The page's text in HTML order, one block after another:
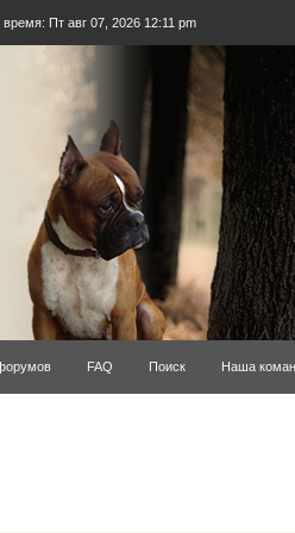
Пт авг 07, 2026 12:11 pm
FAQ Поиск Наша